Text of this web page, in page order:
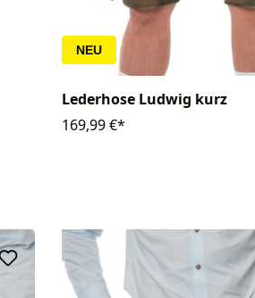
NEU
Lederhose Ludwig kurz
169,99 €*